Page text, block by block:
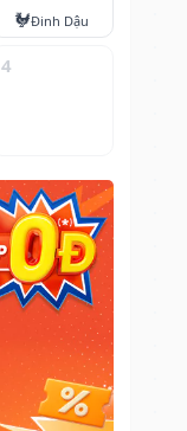
🐓Đinh Dậu
4